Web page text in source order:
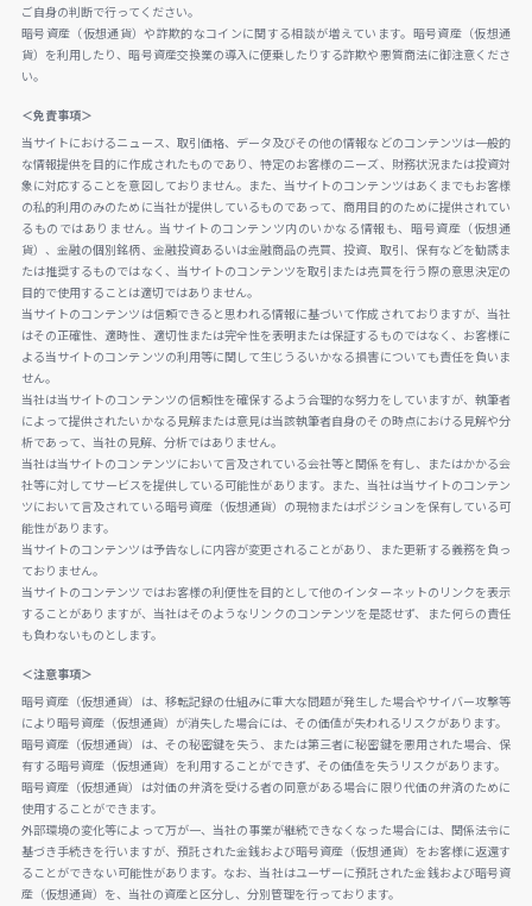
ご自身の判断で行ってください。
暗号資産（仮想通貨）や詐欺的なコインに関する相談が増えています。暗号資産（仮想通
貨）を利用したり、暗号資産交換業の導入に便乗したりする詐欺や悪質商法に御注意くださ
い。
＜免責事項＞
当サイトにおけるニュース、取引価格、データ及びその他の情報などのコンテンツは一般的
な情報提供を目的に作成されたものであり、特定のお客様のニーズ、財務状況または投資対
象に対応することを意図しておりません。また、当サイトのコンテンツはあくまでもお客様
の私的利用のみのために当社が提供しているものであって、商用目的のために提供されてい
るものではありません。当サイトのコンテンツ内のいかなる情報も、暗号資産（仮想通
貨）、金融の個別銘柄、金融投資あるいは金融商品の売買、投資、取引、保有などを勧誘ま
たは推奨するものではなく、当サイトのコンテンツを取引または売買を行う際の意思決定の
目的で使用することは適切ではありません。
当サイトのコンテンツは信頼できると思われる情報に基づいて作成されておりますが、当社
はその正確性、適時性、適切性または完全性を表明または保証するものではなく、お客様に
よる当サイトのコンテンツの利用等に関して生じうるいかなる損害についても責任を負いま
せん。
当社は当サイトのコンテンツの信頼性を確保するよう合理的な努力をしていますが、執筆者
によって提供されたいかなる見解または意見は当該執筆者自身のその時点における見解や分
析であって、当社の見解、分析ではありません。
当社は当サイトのコンテンツにおいて言及されている会社等と関係を有し、またはかかる会
社等に対してサービスを提供している可能性があります。また、当社は当サイトのコンテン
ツにおいて言及されている暗号資産（仮想通貨）の現物またはポジションを保有している可
能性があります。
当サイトのコンテンツは予告なしに内容が変更されることがあり、また更新する義務を負っ
ておりません。
当サイトのコンテンツではお客様の利便性を目的として他のインターネットのリンクを表示
することがありますが、当社はそのようなリンクのコンテンツを是認せず、また何らの責任
も負わないものとします。
＜注意事項＞
暗号資産（仮想通貨）は、移転記録の仕組みに重大な問題が発生した場合やサイバー攻撃等
により暗号資産（仮想通貨）が消失した場合には、その価値が失われるリスクがあります。
暗号資産（仮想通貨）は、その秘密鍵を失う、または第三者に秘密鍵を悪用された場合、保
有する暗号資産（仮想通貨）を利用することができず、その価値を失うリスクがあります。
暗号資産（仮想通貨）は対価の弁済を受ける者の同意がある場合に限り代価の弁済のために
使用することができます。
外部環境の変化等によって万が一、当社の事業が継続できなくなった場合には、関係法令に
基づき手続きを行いますが、預託された金銭および暗号資産（仮想通貨）をお客様に返還す
ることができない可能性があります。なお、当社はユーザーに預託された金銭および暗号資
産（仮想通貨）を、当社の資産と区分し、分別管理を行っております。